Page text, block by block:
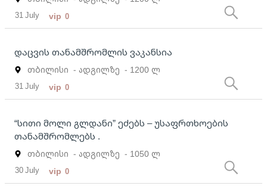
31 July vip 0
დაცვის თანამშრომლის ვაკანსია
თბილისი - ადგილზე - 1200 ლ
31 July vip 0
“სითი მოლი გლდანი” ეძებს – უსაფრთხოების
თანამშრომლებს .
თბილისი - ადგილზე - 1050 ლ
30 July vip 0